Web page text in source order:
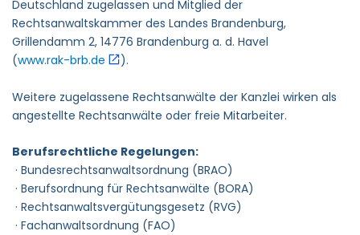
Deutschland zugelassen und Mitglied der
Rechtsanwaltskammer des Landes Brandenburg,
Grillendamm 2, 14776 Brandenburg a. d. Havel
(www.rak-brb.de ).
Weitere zugelassene Rechtsanwälte der Kanzlei wirken als
angestellte Rechtsanwälte oder freie Mitarbeiter.
Berufsrechtliche Regelungen:
· Bundesrechtsanwaltsordnung (BRAO)
· Berufsordnung für Rechtsanwälte (BORA)
· Rechtsanwaltsvergütungsgesetz (RVG)
· Fachanwaltsordnung (FAO)